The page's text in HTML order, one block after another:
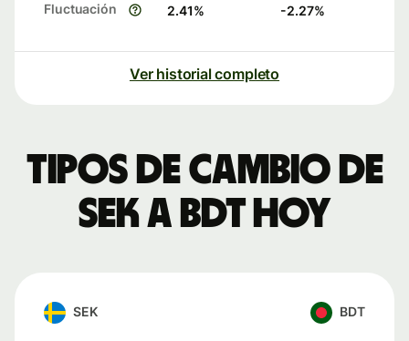
Fluctuación 2.41% -2.27%
Ver historial completo
Tipos de cambio de
SEK a BDT hoy
SEK BDT